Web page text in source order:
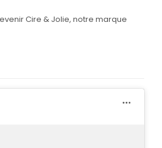
Cire & Jolie, notre marque